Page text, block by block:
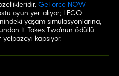
GeForce NOW
oyun yer alıyor; LEGO
yaşam simülasyonlarına,
It Takes Two'nun ödüllü
kapsıyor.